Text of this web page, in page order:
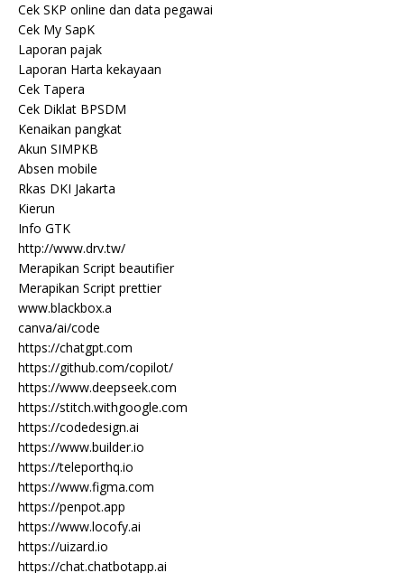
Cek SKP online dan data pegawai
Cek My SapK
Laporan pajak
Laporan Harta kekayaan
Cek Tapera
Cek Diklat BPSDM
Kenaikan pangkat
Akun SIMPKB
Absen mobile
Rkas DKI Jakarta
Kierun
Info GTK
http://www.drv.tw/
Merapikan Script beautifier
Merapikan Script prettier
www.blackbox.a
canva/ai/code
https://chatgpt.com
https://github.com/copilot/
https://www.deepseek.com
https://stitch.withgoogle.com
https://codedesign.ai
https://www.builder.io
https://teleporthq.io
https://www.figma.com
https://penpot.app
https://www.locofy.ai
https://uizard.io
https://chat.chatbotapp.ai